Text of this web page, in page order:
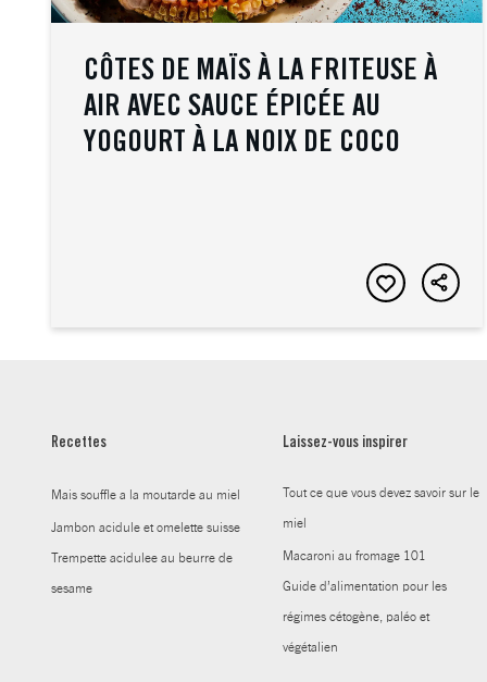
CÔTES DE MAÏS À LA FRITEUSE À
AIR AVEC SAUCE ÉPICÉE AU
YOGOURT À LA NOIX DE COCO
Recettes
Mais souffle a la moutarde au miel
Jambon acidule et omelette suisse
Trempette acidulee au beurre de
sesame
Laissez-vous inspirer
Tout ce que vous devez savoir sur le
miel
Macaroni au fromage 101
Guide d’alimentation pour les
régimes cétogène, paléo et
végétalien